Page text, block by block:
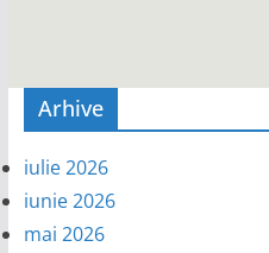
Arhive
iulie 2026
iunie 2026
mai 2026